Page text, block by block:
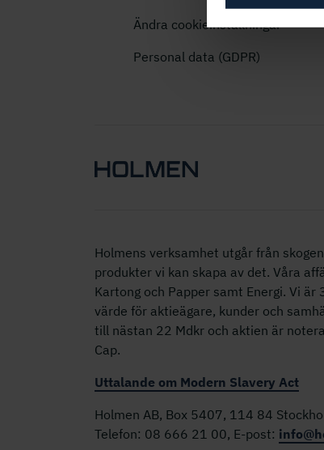
Ändra cookieinställningar
Personal data (GDPR)
Holmens verksamhet utgår från
produkter vi kan skapa av det. Våra
Kartong och Papper samt Energi. Vi
värde för aktieägare, kunder och
till nästan 22 Mdkr och aktien är
Cap.
Uttalande om Modern Slavery Act
Holmen AB, Box 5407, 114 84
Telefon: 08 666 21 00, E-post: